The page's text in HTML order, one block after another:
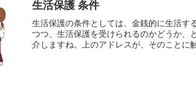
生活保護 条件
生活保護の条件としては、金銭的に生活す
つつ、生活保護を受けられるのかどうか、
介しますね。上のアドレスが、そのことに